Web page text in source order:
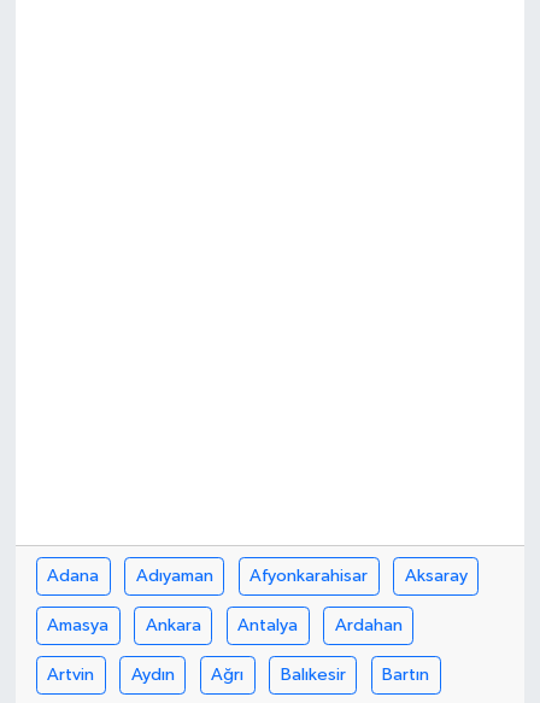
Adana Adıyaman Afyonkarahisar Aksaray
Amasya Ankara Antalya Ardahan
Artvin Aydın Ağrı Balıkesir Bartın